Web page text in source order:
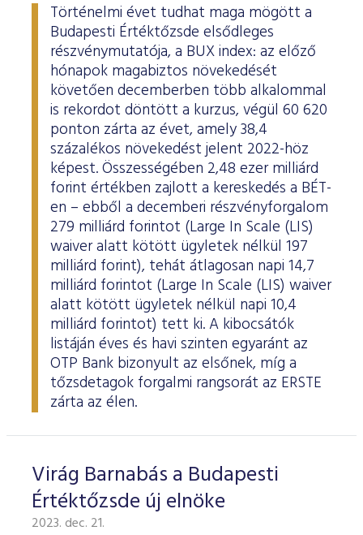
Történelmi évet tudhat maga mögött a
Budapesti Értéktőzsde elsődleges
részvénymutatója, a BUX index: az előző
hónapok magabiztos növekedését
követően decemberben több alkalommal
is rekordot döntött a kurzus, végül 60 620
ponton zárta az évet, amely 38,4
százalékos növekedést jelent 2022-höz
képest. Összességében 2,48 ezer milliárd
forint értékben zajlott a kereskedés a BÉT-
en – ebből a decemberi részvényforgalom
279 milliárd forintot (Large In Scale (LIS)
waiver alatt kötött ügyletek nélkül 197
milliárd forint), tehát átlagosan napi 14,7
milliárd forintot (Large In Scale (LIS) waiver
alatt kötött ügyletek nélkül napi 10,4
milliárd forintot) tett ki. A kibocsátók
listáján éves és havi szinten egyaránt az
OTP Bank bizonyult az elsőnek, míg a
tőzsdetagok forgalmi rangsorát az ERSTE
zárta az élen.
Virág Barnabás a Budapesti
Értéktőzsde új elnöke
2023. dec. 21.